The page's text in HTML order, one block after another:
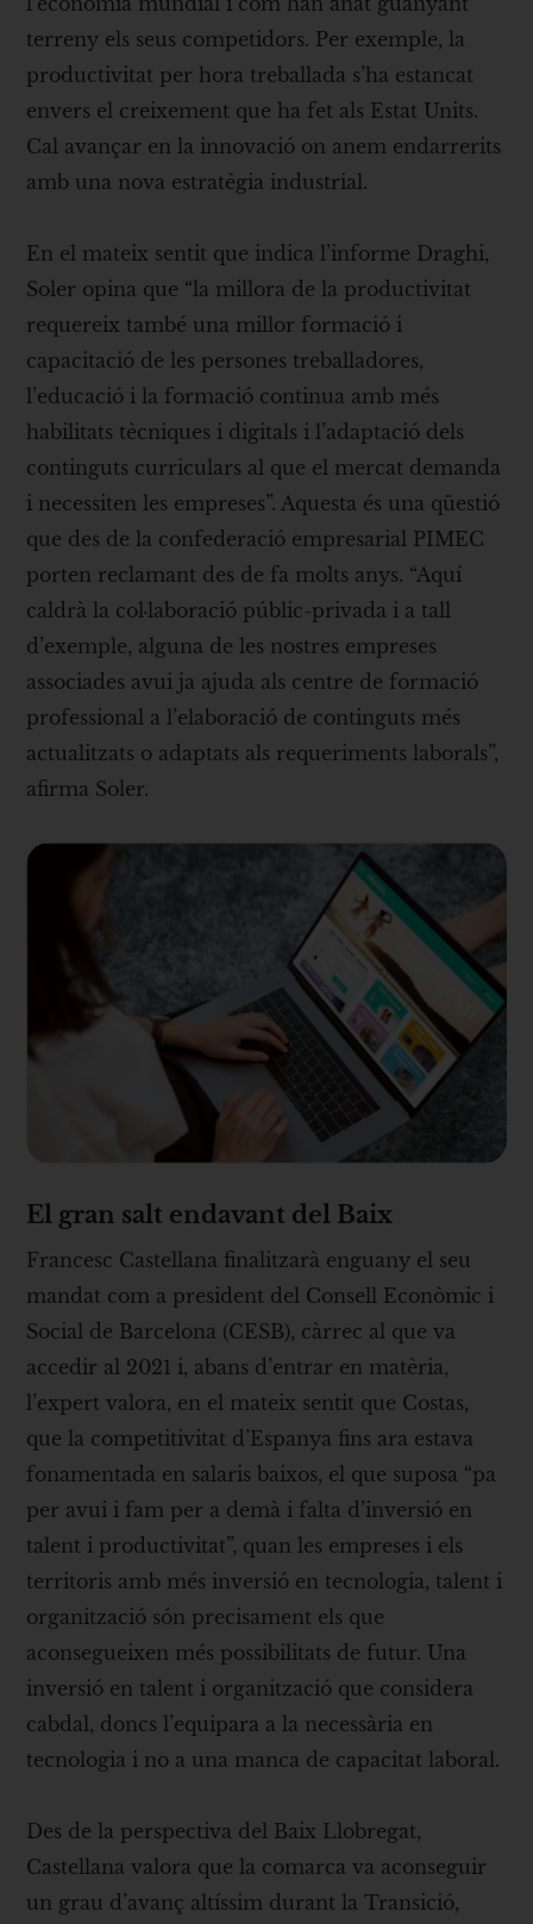
terreny els seus competidors. Per exemple, la
productivitat per hora treballada s’ha estancat
envers el creixement que ha fet als Estat Units.
Cal avançar en la innovació on anem endarrerits
amb una nova estratègia industrial.
En el mateix sentit que indica l’informe Draghi,
Soler opina que “la millora de la productivitat
requereix també una millor formació i
capacitació de les persones treballadores,
l’educació i la formació continua amb més
habilitats tècniques i digitals i l’adaptació dels
continguts curriculars al que el mercat demanda
i necessiten les empreses”. Aquesta és una qüestió
que des de la confederació empresarial PIMEC
porten reclamant des de fa molts anys. “Aquí
caldrà la col·laboració públic-privada i a tall
d’exemple, alguna de les nostres empreses
associades avui ja ajuda als centre de formació
professional a l’elaboració de continguts més
actualitzats o adaptats als requeriments laborals”,
afirma Soler.
El gran salt endavant del Baix
Francesc Castellana finalitzarà enguany el seu
mandat com a president del Consell Econòmic i
Social de Barcelona (CESB), càrrec al que va
accedir al 2021 i, abans d’entrar en matèria,
l’expert valora, en el mateix sentit que Costas,
que la competitivitat d’Espanya fins ara estava
fonamentada en salaris baixos, el que suposa “pa
per avui i fam per a demà i falta d’inversió en
talent i productivitat”, quan les empreses i els
territoris amb més inversió en tecnologia, talent i
organització són precisament els que
aconsegueixen més possibilitats de futur. Una
inversió en talent i organització que considera
cabdal, doncs l’equipara a la necessària en
tecnologia i no a una manca de capacitat laboral.
Des de la perspectiva del Baix Llobregat,
Castellana valora que la comarca va aconseguir
un grau d’avanç altíssim durant la Transició,